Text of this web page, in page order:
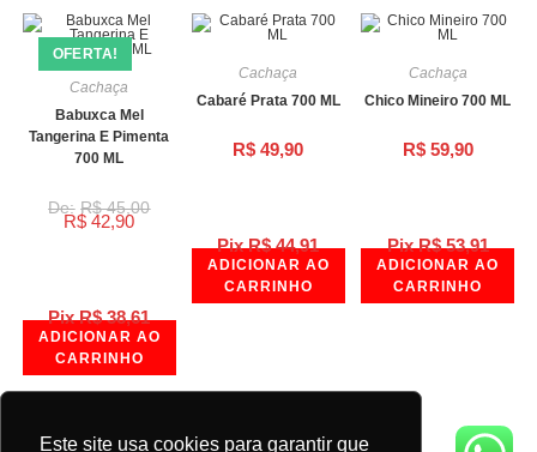
Este site usa cookies para garantir que
Pix R$38,61
OFERTA!
Cachaça
Babuxca Mel
Tangerina E Pimenta
700 ML
R$45,00
R$ 42,90
ADICIONAR AO
CARRINHO
Pix R$44,91
Cachaça
Cabaré Prata 700 ML
R$ 49,90
ADICIONAR AO
CARRINHO
Pix R$53,91
Cachaça
Chico Mineiro 700 ML
R$59,90
ADICIONAR AO
CARRINHO